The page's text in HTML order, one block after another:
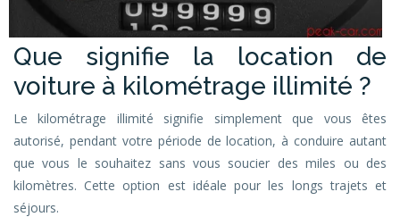
Que signifie la location de
voiture à kilométrage illimité ?
Le kilométrage illimité signifie simplement que vous êtes
autorisé, pendant votre période de location, à conduire autant
que vous le souhaitez sans vous soucier des miles ou des
kilomètres. Cette option est idéale pour les longs trajets et
séjours.